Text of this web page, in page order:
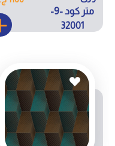
متر كود -9-
32001